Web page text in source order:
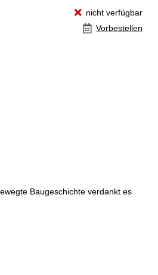
nicht verfügbar
Vorbestellen
Baugeschichte verdankt es